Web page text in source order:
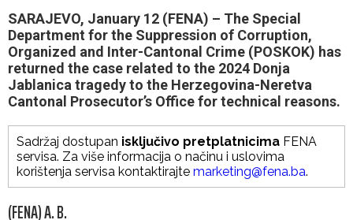
SARAJEVO, January 12 (FENA) – The Special
Department for the Suppression of Corruption,
Organized and Inter-Cantonal Crime (POSKOK) has
returned the case related to the 2024 Donja
Jablanica tragedy to the Herzegovina-Neretva
Cantonal Prosecutor’s Office for technical reasons.
Sadržaj dostupan isključivo pretplatnicima FENA
servisa. Za više informacija o načinu i uslovima
korištenja servisa kontaktirajte marketing@fena.ba.
(FENA) A. B.